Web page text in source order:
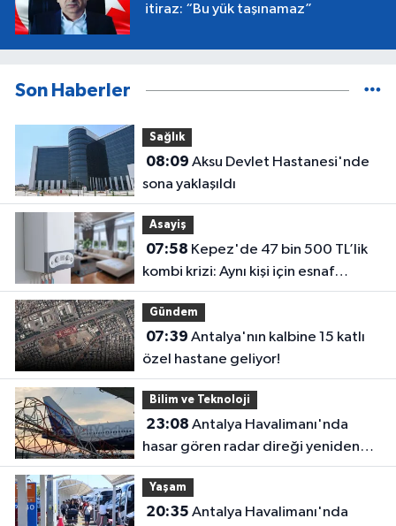
itiraz: “Bu yük taşınamaz”
Son Haberler
Sağlık
08:09
sona yaklaşıldı
Asayiş
07:58
kombi krizi: Aynı kişi için esnaf
birbirini uyarıyor
Gündem
07:39
özel hastane geliyor!
Bilim ve Teknoloji
23:08
hasar gören radar direği yeniden
hizmette
Yaşam
20:35